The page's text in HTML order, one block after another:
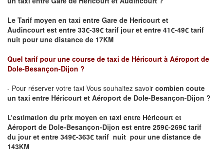
Le Tarif moyen en taxi entre Gare de Hericourt et
Audincourt est entre 33€-39€ tarif jour et entre 41€-49€ tarif
nuit pour une distance de 17KM
Quel tarif pour une course de taxi de Héricourt à Aéroport de
Dole-Besançon-Dijon ?
- Pour réserver votre taxi Vous souhaitez savoir combien coute
un taxi entre Héricourt et Aéroport de Dole-Besançon-Dijon ?
L’estimation du prix moyen en taxi entre Héricourt et
Aéroport de Dole-Besançon-Dijon est entre 259€-269€ tarif
du jour et entre 349€-363€ tarif nuit pour une distance de
143KM